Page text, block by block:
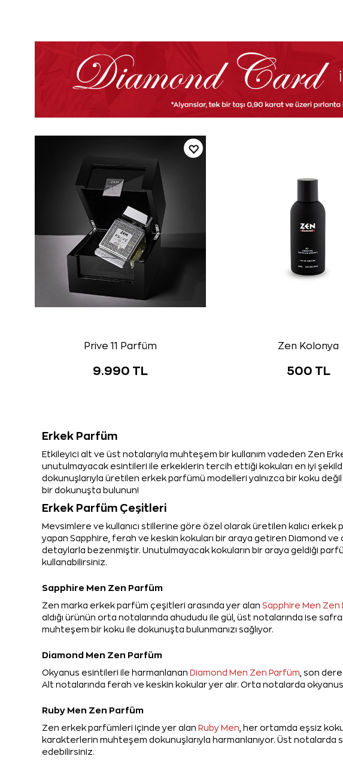
Prive 11 Parfüm
9.990 TL
Zen Kolonya
500 TL
Erkek Parfüm
Etkileyici alt ve üst notalarıyla muhteşem bir kullanım vadeden Zen
unutulmayacak esintileri ile erkeklerin tercih ettiği kokuları en iyi
dokunuşlarıyla üretilen erkek parfümü modelleri yalnızca bir koku
bir dokunuşta bulunun!
Erkek Parfüm Çeşitleri
Mevsimlere ve kullanıcı stillerine göre özel olarak üretilen kalıcı
yapan Sapphire, ferah ve keskin kokuları bir araya getiren Diamond
detaylarla bezenmiştir. Unutulmayacak kokuların bir araya geldiği
kullanabilirsiniz.
Sapphire Men Zen Parfüm
Zen marka erkek parfüm çeşitleri arasında yer alan Sapphire Men Zen
aldığı ürünün orta notalarında ahududu ile gül, üst notalarında ise
muhteşem bir koku ile dokunuşta bulunmanızı sağlıyor.
Diamond Men Zen Parfüm
Okyanus esintileri ile harmanlanan Diamond Men Zen Parfüm , son
Alt notalarında ferah ve keskin kokular yer alır. Orta notalarda
Ruby Men Zen Parfüm
Zen erkek parfümleri içinde yer alan Ruby Men , her ortamda eşsiz
karakterlerin muhteşem dokunuşlarıyla harmanlanıyor. Üst notalarda
edebilirsiniz.